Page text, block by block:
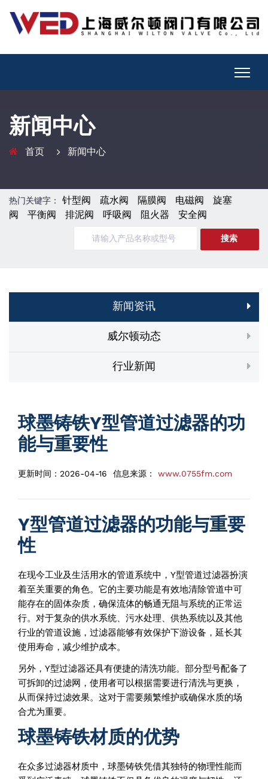
新闻中心
首页 新闻中心
热门关键字： 针型阀 疏水阀 隔膜阀 电磁阀
旋塞
阀
平衡阀 排泥阀 呼吸阀 阻火器 安全阀
搜索
新闻资讯
威尔顿动态
行业新闻
球墨铸铁Y型管道过滤器的功
能与重要性
更新时间： 2026-04-16 信息来源： www.0755fm.com
Y型管道过滤器的功能与重要
性
在现今工业及生活用水的管道系统中，Y型管道过滤器扮演
着至关重要的角色。它的主要功能是有效地清除管道中可
能存在的固体杂质，确保流体的畅通无阻与系统的正常运
行。对于复杂的供水系统、污水处理、供热系统以及其他
行业的管道设施，过滤器能够有效保护下游设备，延长其
使用寿命，减少维护成本。
另外，Y型过滤器还具有便捷的清洗功能。部分型号配备了
可拆卸的过滤网，使用者可以根据需要进行清洗与更换，
从而保持过滤效果。这对于需要频繁维护或确保水质的场
合尤为重要。
球墨铸铁材质的优势
在众多过滤器材质中，球墨铸铁凭借其独特的物理性能而